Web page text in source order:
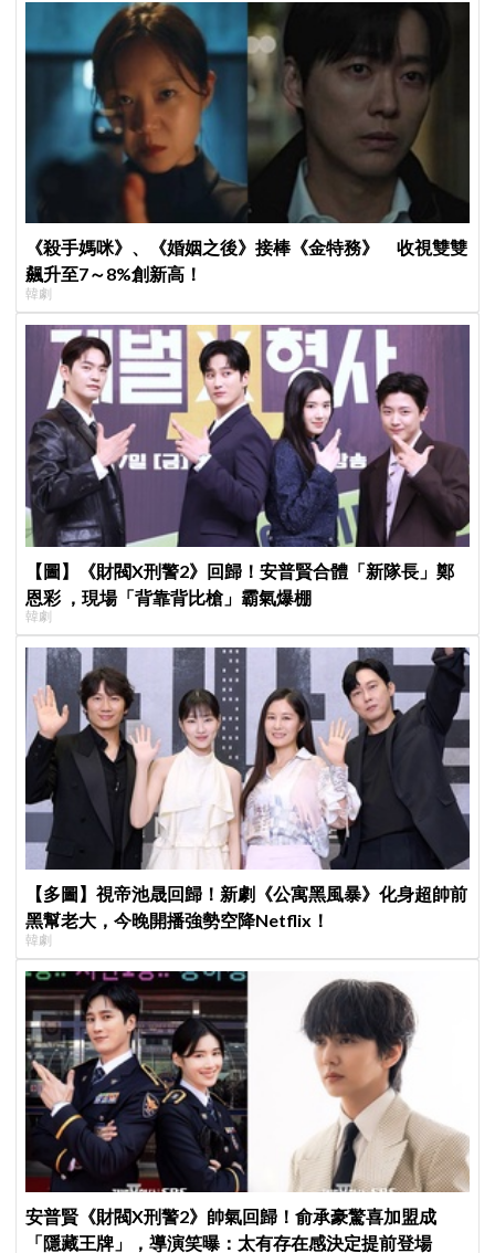
《殺手媽咪》、《婚姻之後》接棒《金特務》 收視雙雙
飆升至7～8%創新高！
韓劇
【圖】《財閥X刑警2》回歸！安普賢合體「新隊長」鄭
恩彩 ，現場「背靠背比槍」霸氣爆棚
韓劇
【多圖】視帝池晟回歸！新劇《公寓黑風暴》化身超帥前
黑幫老大，今晚開播強勢空降Netflix！
韓劇
安普賢《財閥X刑警2》帥氣回歸！俞承豪驚喜加盟成
「隱藏王牌」，導演笑曝：太有存在感決定提前登場